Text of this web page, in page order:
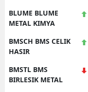
BLUME BLUME
METAL KIMYA
BMSCH BMS CELIK
HASIR
BMSTL BMS
BIRLESIK METAL